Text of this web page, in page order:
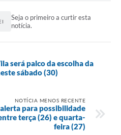
Seja o primeiro a curtir esta
notícia.
será palco da escolha da
sábado (30)
NOTÍCIA MENOS RECENTE
para possibilidade
terça (26) e quarta-
feira (27)